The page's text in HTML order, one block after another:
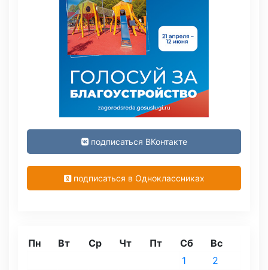
подписаться ВКонтакте
подписаться в Одноклассниках
Пн Вт Ср Чт Пт Сб Вс
1
2